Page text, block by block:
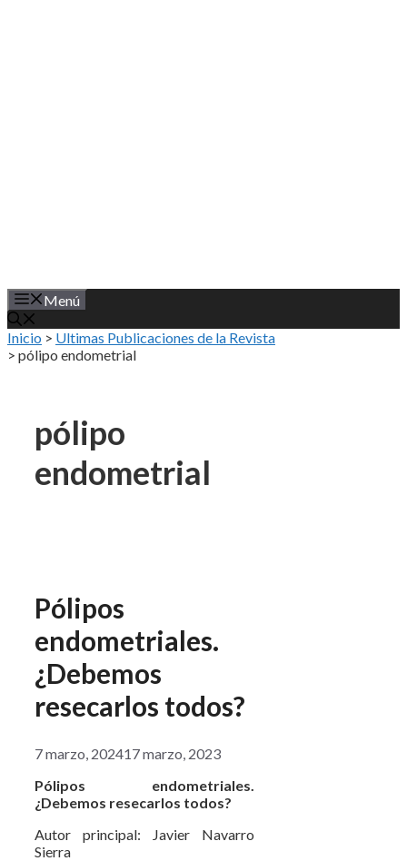
Menú
Inicio > Ultimas Publicaciones de la Revista
> pólipo endometrial
pólipo
endometrial
Pólipos
endometriales.
¿Debemos
resecarlos todos?
7 marzo, 202417 marzo, 2023
Pólipos endometriales.
¿Debemos resecarlos todos?
Autor principal: Javier Navarro
Sierra